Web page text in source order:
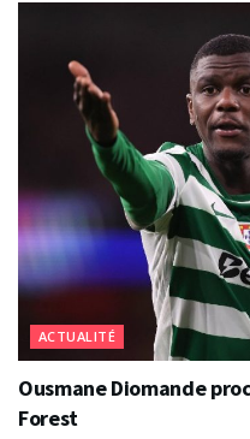
ACTUALITÉ
Ousmane Diomande
Forest